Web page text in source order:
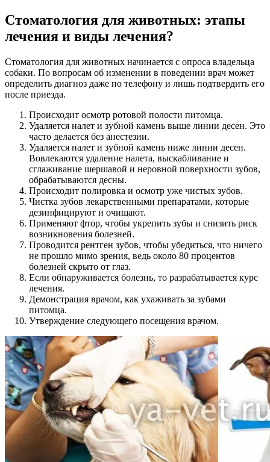
Стоматология для животных: этапы
лечения и виды лечения?
Стоматология для животных начинается с опроса владельца
собаки. По вопросам об изменении в поведении врач может
определить диагноз даже по телефону и лишь подтвердить его
после приезда.
Происходит осмотр ротовой полости питомца.
Удаляется налет и зубной камень выше линии десен. Это
часто делается без анестезии.
Удаляется налет и зубной камень ниже линии десен.
Вовлекаются удаление налета, выскабливание и
сглаживание шершавой и неровной поверхности зубов,
обрабатываются десны.
Происходит полировка и осмотр уже чистых зубов.
Чистка зубов лекарственными препаратами, которые
дезинфицируют и очищают.
Применяют фтор, чтобы укрепить зубы и снизить риск
возникновения болезней.
Проводится рентген зубов, чтобы убедиться, что ничего
не прошло мимо зрения, ведь около 80 процентов
болезней скрыто от глаз.
Если обнаруживается болезнь, то разрабатывается курс
лечения.
Демонстрация врачом, как ухаживать за зубами
питомца.
Утверждение следующего посещения врачом.